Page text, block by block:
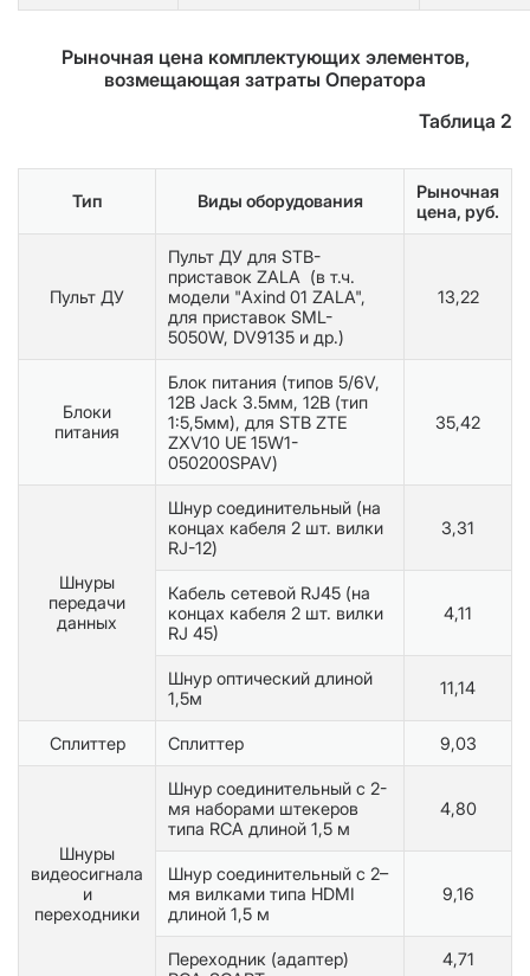
Рыночная цена комплектующих элементов,
возмещающая затраты Оператора
Таблица 2
Тип Виды оборудования
Рыночная
цена, руб.
Пульт ДУ
Пульт ДУ для STB-
приставок ZALA (в т.ч.
модели "Axind 01 ZALA",
для приставок SML-
5050W, DV9135 и др.)
13,22
Блоки
питания
Блок питания (типов 5/6V,
12В Jack 3.5мм, 12В (тип
1:5,5мм), для STB ZTE
ZXV10 UE 15W1-
050200SPAV)
35,42
Шнуры
передачи
данных
Шнур соединительный (на
концах кабеля 2 шт. вилки
RJ-12)
3,31
Кабель сетевой RJ45 (на
концах кабеля 2 шт. вилки
RJ 45)
4,11
Шнур оптический длиной
1,5м
11,14
Сплиттер Сплиттер 9,03
Шнуры
видеосигнала
и
переходники
Шнур соединительный с 2-
мя наборами штекеров
типа RCA длиной 1,5 м
4,80
Шнур соединительный с 2–
мя вилками типа HDMI
длиной 1,5 м
9,16
Переходник (адаптер)
4,71